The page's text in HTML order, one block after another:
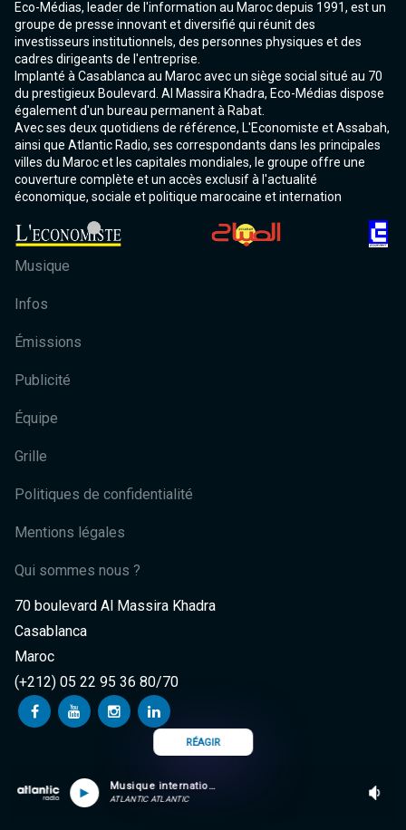
Musique internationale
ATLANTIC ATLANTIC
RÉAGIR
Eco-Médias, leader de l'information au Maroc depuis 1991, est un
groupe de presse innovant et diversifié qui réunit des
investisseurs institutionnels, des personnes physiques et des
cadres dirigeants de l'entreprise.
Implanté à Casablanca au Maroc avec un siège social situé au 70
du prestigieux Boulevard. Al Massira Khadra, Eco-Médias dispose
également d'un bureau permanent à Rabat.
Avec ses deux quotidiens de référence, L'Economiste et Assabah,
ainsi que Atlantic Radio, ses correspondants dans les principales
villes du Maroc et les capitales mondiales, le groupe offre une
couverture complète et un accès exclusif à l'actualité
économique, sociale et politique marocaine et internation
Musique
Infos
Émissions
Publicité
Équipe
Grille
Politiques de confidentialité
Mentions légales
Qui sommes nous ?
70 boulevard Al Massira Khadra
Casablanca
Maroc
(+212) 05 22 95 36 80/70